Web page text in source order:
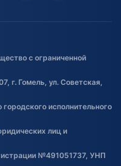
с ограниченной
г. Гомель, ул. Советская,
исполнительного
лиц и
№491051737, УНП